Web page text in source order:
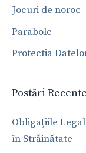
Jocuri de noroc
Parabole
Protectia
Postări Recente
Obligațiile
în Străinătate